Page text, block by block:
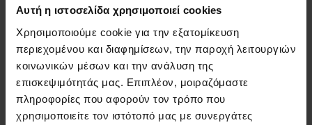
Αυτή η ιστοσελίδα χρησιμοποιεί cookies
Χρησιμοποιούμε cookie για την εξατομίκευση
περιεχομένου και διαφημίσεων, την παροχή λειτουργιών
κοινωνικών μέσων και την ανάλυση της
επισκεψιμότητάς μας. Επιπλέον, μοιραζόμαστε
πληροφορίες που αφορούν τον τρόπο που
χρησιμοποιείτε τον ιστότοπό μας με συνεργάτες
Εικόνα